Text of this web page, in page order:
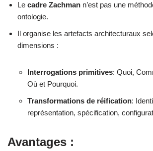
Le cadre Zachman n’est pas une
ontologie.
Il organise les artefacts architecturaux
dimensions :
Interrogations primitives: Quoi,
Où et Pourquoi.
Transformations de réification:
représentation, spécification,
Avantages :